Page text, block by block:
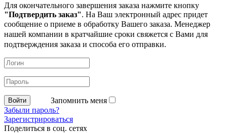
Для окончательного завершения заказа нажмите кнопку
"Подтвердить заказ". На Ваш электронный адрес придет
сообщение о приеме в обработку Вашего заказа. Менеджер
нашей компании в кратчайшие сроки свяжется с Вами для
подтверждения заказа и способа его отправки.
Запомнить меня
Забыли пароль?
Зарегистрироваться
Поделиться в соц. сетях